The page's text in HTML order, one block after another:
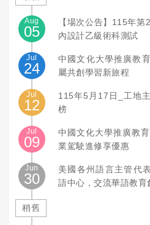
Aug
05
【場次公告】115年
內設計乙級術科測試
Jul
24
中國文化大學推廣教
屬共創學習新旅程
Jul
12
115年5月17日_工地
榜
Jul
09
中國文化大學推廣教
業駕駛進修享優惠
Jun
30
美國各州語言主管代
語中心，交流華語教育
稍舊